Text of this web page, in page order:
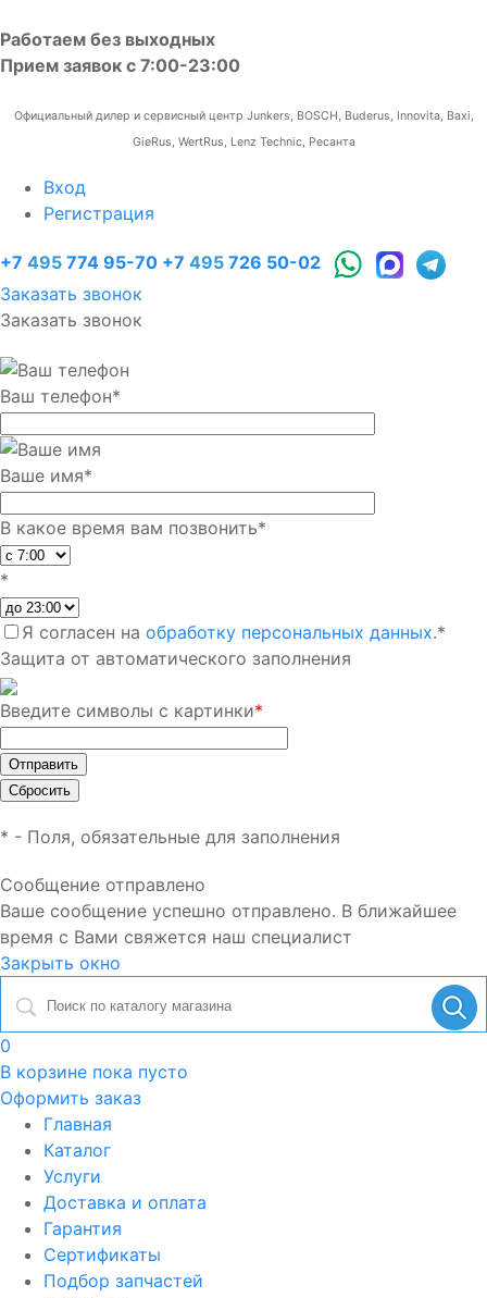
Работаем без выходных
Прием заявок с 7:00-23:00
Официальный дилер и сервисный центр Junkers, BOSCH, Buderus, Innovita, Baxi,
GieRus, WertRus, Lenz Technic, Ресанта
Вход
Регистрация
+7 495 774 95-70 +7 495 726 50-02
Заказать звонок
Заказать звонок
Ваш телефон*
Ваше имя*
В какое время вам позвонить*
*
Я согласен на обработку персональных данных.*
Защита от автоматического заполнения
Введите символы с картинки*
* - Поля, обязательные для заполнения
Сообщение отправлено
Ваше сообщение успешно отправлено. В ближайшее
время с Вами свяжется наш специалист
Закрыть окно
0
В корзине пока пусто
Оформить заказ
Главная
Каталог
Услуги
Доставка и оплата
Гарантия
Сертификаты
Подбор запчастей